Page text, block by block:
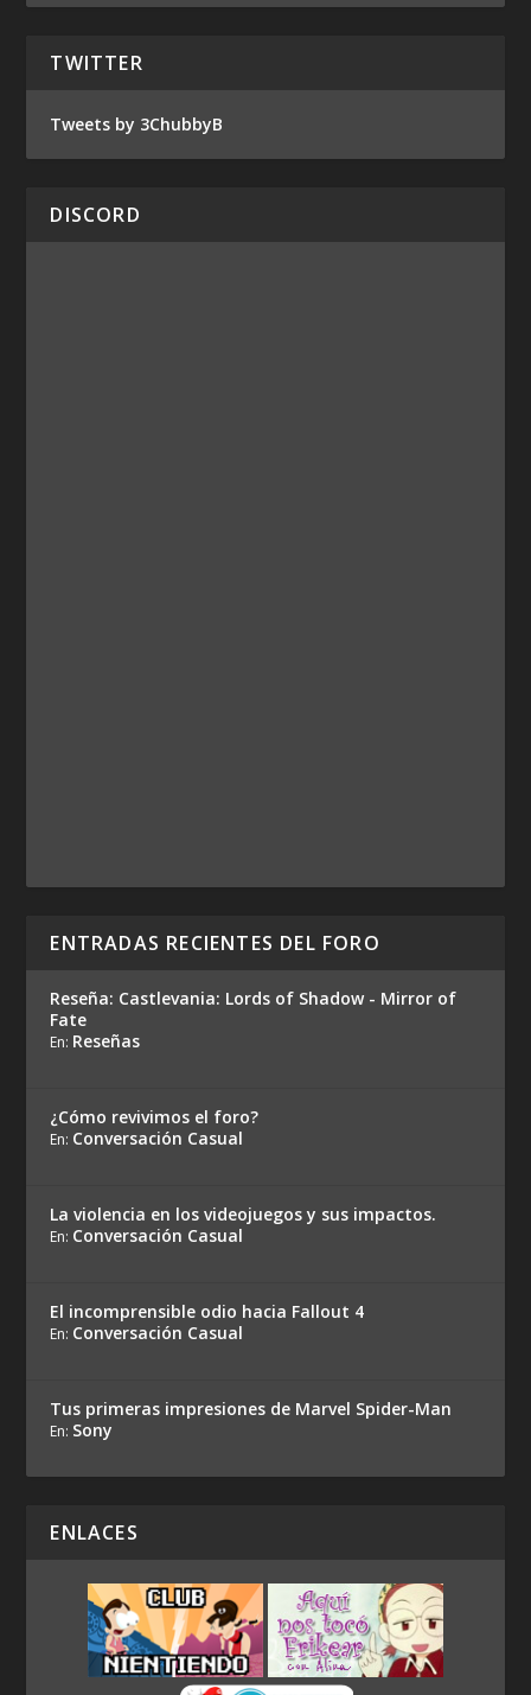
TWITTER
Tweets by 3ChubbyB
DISCORD
ENTRADAS RECIENTES DEL FORO
Reseña: Castlevania: Lords of Shadow - Mirror of
Fate
En: Reseñas
¿Cómo revivimos el foro?
En: Conversación Casual
La violencia en los videojuegos y sus impactos.
En: Conversación Casual
El incomprensible odio hacia Fallout 4
En: Conversación Casual
Tus primeras impresiones de Marvel Spider-Man
En: Sony
ENLACES